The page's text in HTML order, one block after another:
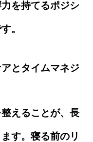
を持てるポジシ
。
とタイムマネジ
えることが、長
す。寝る前のリ